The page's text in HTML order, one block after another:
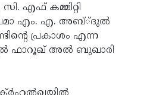
എഫ് കമ്മിറ്റി
ഉലമാ എം. എ. അബ്്ദുല്‍
പ്രകാശം എന്ന
ഫാറൂഖ് അല്‍ ബുഖാരി